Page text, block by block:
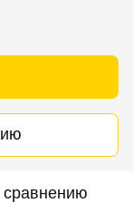
сравнению